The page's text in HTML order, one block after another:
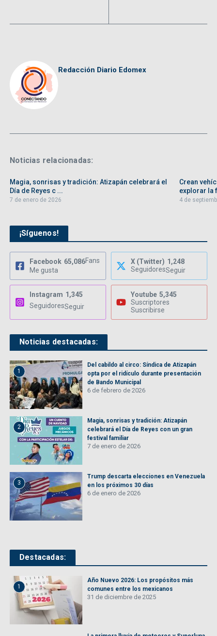
Redacción Diario Edomex
Noticias relacionadas:
Magia, sonrisas y tradición: Atizapán celebrará el
Día de Reyes c ...
7 de enero de 2026
Crean
explorar la
4 de
¡Síguenos!
Facebook 65,086Fans
Me gusta
X (Twitter) 1,248
SeguidoresSeguir
Instagram 1,345
SeguidoresSeguir
Youtube 5,345
Suscriptores
Suscribirse
Noticias destacadas:
1
Del cabildo al circo: Síndica de Atizapán
opta por el ridículo durante presentación
de Bando Municipal
6 de febrero de 2026
2
Magia, sonrisas y tradición: Atizapán
celebrará el Día de Reyes con un gran
festival familiar
7 de enero de 2026
3
Trump descarta elecciones en Venezuela
en los próximos 30 días
6 de enero de 2026
Destacadas:
1
Año Nuevo 2026: Los propósitos más
comunes entre los mexicanos
31 de diciembre de 2025